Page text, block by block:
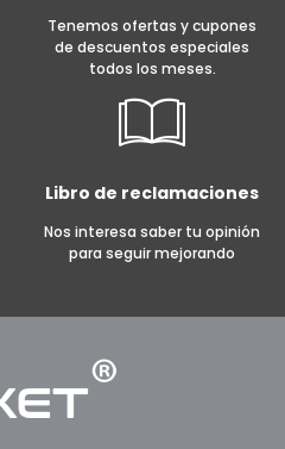
Tenemos ofertas y cupones
de descuentos especiales
todos los meses.
Libro de reclamaciones
Nos interesa saber tu opinión
para seguir mejorando